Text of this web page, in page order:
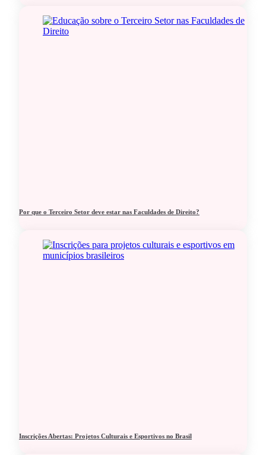
Por que o Terceiro Setor deve estar nas Faculdades de Direito?
Inscrições Abertas: Projetos Culturais e Esportivos no Brasil